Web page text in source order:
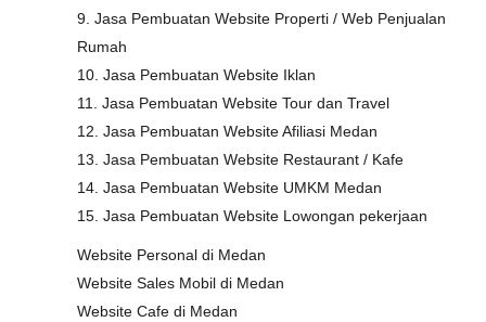
9. Jasa Pembuatan Website Properti / Web Penjualan
Rumah
10. Jasa Pembuatan Website Iklan
11. Jasa Pembuatan Website Tour dan Travel
12. Jasa Pembuatan Website Afiliasi Medan
13. Jasa Pembuatan Website Restaurant / Kafe
14. Jasa Pembuatan Website UMKM Medan
15. Jasa Pembuatan Website Lowongan pekerjaan
Website Personal di Medan
Website Sales Mobil di Medan
Website Cafe di Medan